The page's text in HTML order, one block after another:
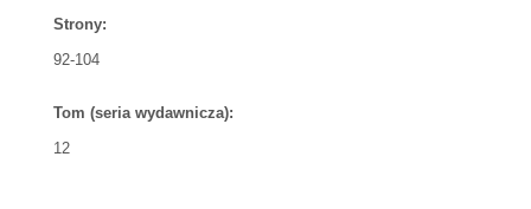
Strony:
92-104
Tom (seria wydawnicza):
12